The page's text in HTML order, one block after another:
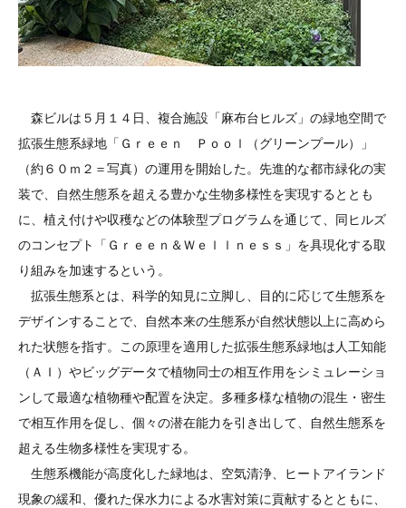
森ビルは５月１４日、複合施設「麻布台ヒルズ」の緑地空間で
拡張生態系緑地「Ｇｒｅｅｎ Ｐｏｏｌ（グリーンプール）」
（約６０ｍ２＝写真）の運用を開始した。先進的な都市緑化の実
装で、自然生態系を超える豊かな生物多様性を実現するととも
に、植え付けや収穫などの体験型プログラムを通じて、同ヒルズ
のコンセプト「Ｇｒｅｅｎ＆Ｗｅｌｌｎｅｓｓ」を具現化する取
り組みを加速するという。
拡張生態系とは、科学的知見に立脚し、目的に応じて生態系を
デザインすることで、自然本来の生態系が自然状態以上に高めら
れた状態を指す。この原理を適用した拡張生態系緑地は人工知能
（ＡＩ）やビッグデータで植物同士の相互作用をシミュレーショ
ンして最適な植物種や配置を決定。多種多様な植物の混生・密生
で相互作用を促し、個々の潜在能力を引き出して、自然生態系を
超える生物多様性を実現する。
生態系機能が高度化した緑地は、空気清浄、ヒートアイランド
現象の緩和、優れた保水力による水害対策に貢献するとともに、